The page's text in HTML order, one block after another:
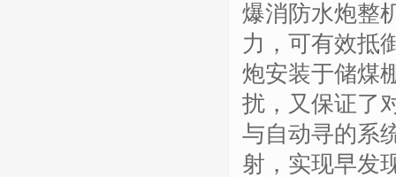
爆消防水炮整
力，可有效抵
炮安装于储煤
扰，又保证了
与自动寻的系
射，实现早发